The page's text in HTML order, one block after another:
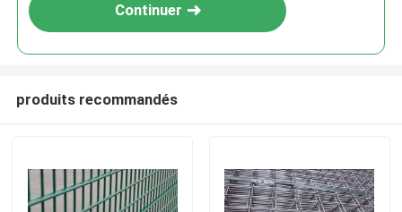
Continuer
produits recommandés